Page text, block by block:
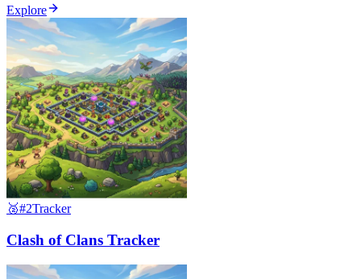
Explore
🥈#2Tracker
Clash of Clans Tracker